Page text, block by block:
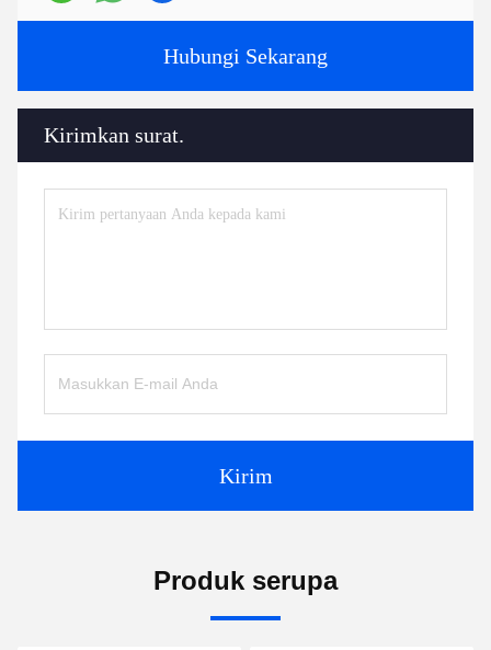
Hubungi Sekarang
Kirimkan surat.
Kirim
Produk serupa